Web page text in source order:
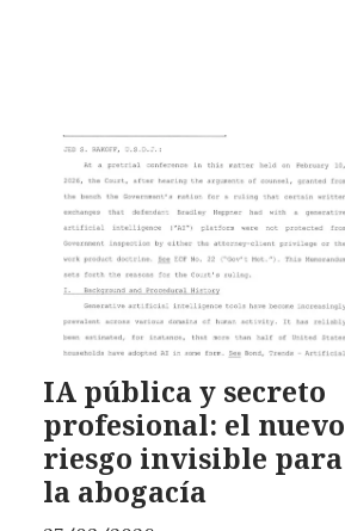
IA pública y secreto
profesional: el nuevo
riesgo invisible para
la abogacía